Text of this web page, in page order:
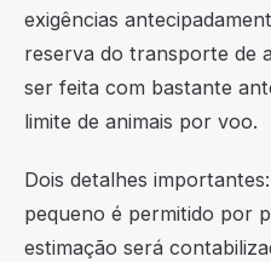
exigências
reserva do transporte de
ser feita com bastante
limite de animais por voo.
Dois detalhes
pequeno é permitido por
estimação será